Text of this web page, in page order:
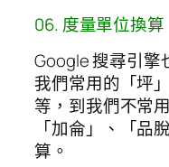
06. 度量單位換算
Google 搜尋引擎
我們常用的「坪
等，到我們不常
「加侖」、「品
算。